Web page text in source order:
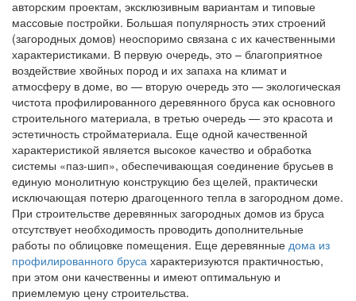
авторским проектам, эксклюзивным вариантам и типовые
массовые постройки. Большая популярность этих строений
(загородных домов) неоспоримо связана с их качественными
характеристиками. В первую очередь, это – благоприятное
воздействие хвойных пород и их запаха на климат и
атмосферу в доме, во — вторую очередь это — экологическая
чистота профилированного деревянного бруса как основного
строительного материала, в третью очередь — это красота и
эстетичность стройматериала. Еще одной качественной
характеристикой является высокое качество и обработка
системы «паз-шип», обеспечивающая соединение брусьев в
единую монолитную конструкцию без щелей, практически
исключающая потерю драгоценного тепла в загородном доме.
При строительстве деревянных загородных домов из бруса
отсутствует необходимость проводить дополнительные
работы по облицовке помещения. Еще деревянные дома из
профилированного бруса характеризуются практичностью,
при этом они качественны и имеют оптимальную и
приемлемую цену строительства.